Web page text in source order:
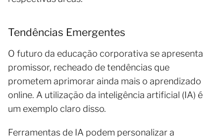
Tendências Emergentes
O futuro da educação corporativa se apresenta
promissor, recheado de tendências que
prometem aprimorar ainda mais o aprendizado
online. A utilização da inteligência artificial (IA) é
um exemplo claro disso.
Ferramentas de IA podem personalizar a